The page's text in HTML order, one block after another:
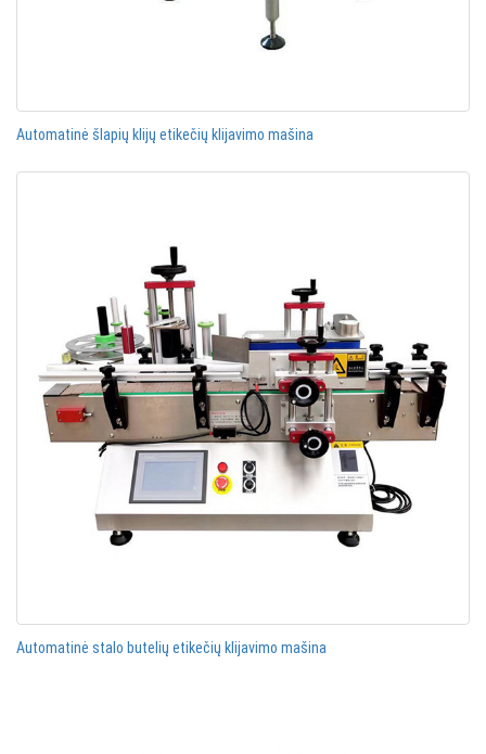
Automatinė šlapių klijų etikečių klijavimo mašina
Automatinė stalo butelių etikečių klijavimo mašina